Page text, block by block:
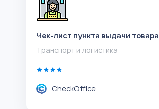
Чек-лист пункта выдачи товара
Транспорт и логистика
CheckOffice